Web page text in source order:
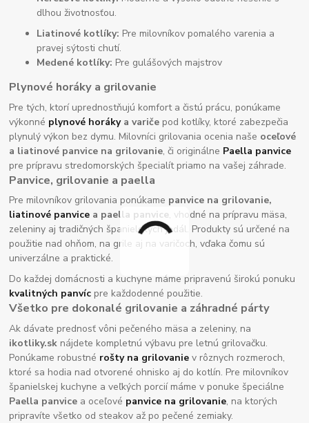
dlhou životnosťou.
Liatinové kotlíky: Pre milovníkov pomalého varenia a
pravej sýtosti chutí.
Medené kotlíky: Pre gulášových majstrov
Plynové horáky a grilovanie
Pre tých, ktorí uprednostňujú komfort a čistú prácu, ponúkame
výkonné plynové horákya variče pod kotlíky, ktoré zabezpečia
plynulý výkon bez dymu. Milovníci grilovania ocenia naše oceľové
a liatinové panvice na grilovanie, či originálne Paella panvice
pre prípravu stredomorských špecialít priamo na vašej záhrade.
Panvice, grilovanie a paella
Pre milovníkov grilovania ponúkame panvice na grilovanie,
liatinové panvice a paella panvice, vhodné na prípravu mäsa,
zeleniny aj tradičných španielskych jedál. Produkty sú určené na
použitie nad ohňom, na grile aj na varičoch, vďaka čomu sú
univerzálne a praktické.
Do každej domácnosti a kuchyne máme pripravenú širokú ponuku
kvalitných panvíc pre každodenné použitie.
Všetko pre dokonalé grilovanie a záhradné párty
Ak dávate prednosť vôni pečeného mäsa a zeleniny, na
ikotliky.sk nájdete kompletnú výbavu pre letnú grilovačku.
Ponúkame robustné rošty na grilovanie v rôznych rozmeroch,
ktoré sa hodia nad otvorené ohnisko aj do kotlín. Pre milovníkov
španielskej kuchyne a veľkých porcií máme v ponuke špeciálne
Paella panvice a oceľové panvice na grilovanie, na ktorých
pripravíte všetko od steakov až po pečené zemiaky.